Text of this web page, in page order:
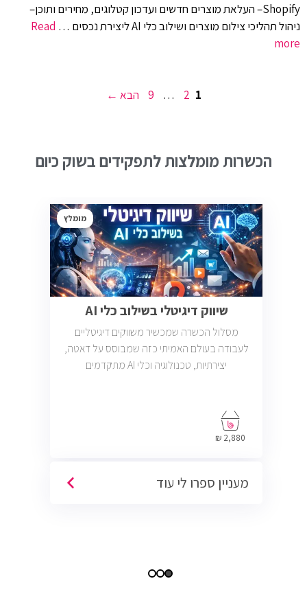
Shopify– העלאת מוצרים חדשים ועדכון קטלוגים, מחירים ותוכן–
ניהול תהליכי צילום מוצרים ושילוב כלי AI ליצירת נכסים …
Read
more
עמוד
1 עמוד
2
… עמוד
9 הבא →
הכשרות מומלצות לתפקידים בשוק כיום
מומלץ
שיווק דיגיטלי בשילוב כלי AI
מסלול הכשרה שמכשיר משווקים דיגיטליים
לעבודה בעולם האמיתי כזה שמבוסס על דאטה,
יצירתיות, טכנולוגיה וכלי AI מתקדמים
2,880 ₪
מעניין ספרו לי עוד